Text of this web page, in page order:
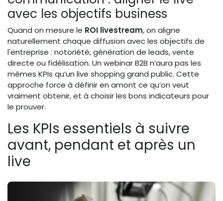
avec les objectifs business
Quand on mesure le ROI livestream, on aligne
naturellement chaque diffusion avec les objectifs de
l'entreprise : notoriété, génération de leads, vente
directe ou fidélisation. Un webinar B2B n’aura pas les
mêmes KPIs qu’un live shopping grand public. Cette
approche force à définir en amont ce qu’on veut
vraiment obtenir, et à choisir les bons indicateurs pour
le prouver.
Les KPIs essentiels à suivre
avant, pendant et après un
live